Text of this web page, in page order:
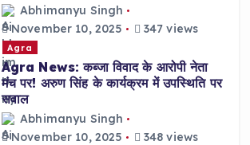
Abhimanyu Singh
November 10, 2025
347 views
Agra
Agra News: कब्जा विवाद के आरोपी नेता
मंच पर! अरुण सिंह के कार्यक्रम में उपस्थिति पर
सवाल
Abhimanyu Singh
November 10, 2025
348 views